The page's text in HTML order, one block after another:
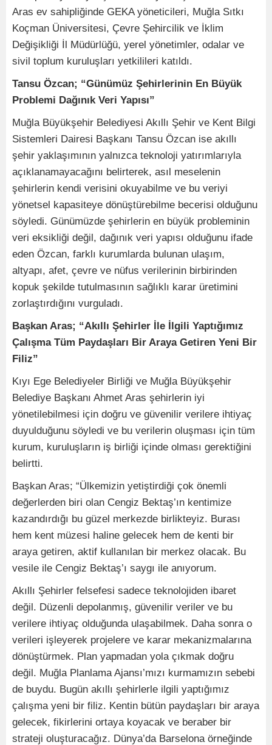
Aras ev sahipliğinde GEKA yöneticileri, Muğla Sıtkı
Koçman Üniversitesi, Çevre Şehircilik ve İklim
Değişikliği İl Müdürlüğü, yerel yönetimler, odalar ve
sivil toplum kuruluşları yetkilileri katıldı.
Tansu Özcan; “Günümüz Şehirlerinin En Büyük
Problemi Dağınık Veri Yapısı”
Muğla Büyükşehir Belediyesi Akıllı Şehir ve Kent Bilgi
Sistemleri Dairesi Başkanı Tansu Özcan ise akıllı
şehir yaklaşımının yalnızca teknoloji yatırımlarıyla
açıklanamayacağını belirterek, asıl meselenin
şehirlerin kendi verisini okuyabilme ve bu veriyi
yönetsel kapasiteye dönüştürebilme becerisi olduğunu
söyledi. Günümüzde şehirlerin en büyük probleminin
veri eksikliği değil, dağınık veri yapısı olduğunu ifade
eden Özcan, farklı kurumlarda bulunan ulaşım,
altyapı, afet, çevre ve nüfus verilerinin birbirinden
kopuk şekilde tutulmasının sağlıklı karar üretimini
zorlaştırdığını vurguladı.
Başkan Aras; “Akıllı Şehirler İle İlgili Yaptığımız
Çalışma Tüm Paydaşları Bir Araya Getiren Yeni Bir
Filiz”
Kıyı Ege Belediyeler Birliği ve Muğla Büyükşehir
Belediye Başkanı Ahmet Aras şehirlerin iyi
yönetilebilmesi için doğru ve güvenilir verilere ihtiyaç
duyulduğunu söyledi ve bu verilerin oluşması için tüm
kurum, kuruluşların iş birliği içinde olması gerektiğini
belirtti.
Başkan Aras; “Ülkemizin yetiştirdiği çok önemli
değerlerden biri olan Cengiz Bektaş’ın kentimize
kazandırdığı bu güzel merkezde birlikteyiz. Burası
hem kent müzesi haline gelecek hem de kenti bir
araya getiren, aktif kullanılan bir merkez olacak. Bu
vesile ile Cengiz Bektaş’ı saygı ile anıyorum.
Akıllı Şehirler felsefesi sadece teknolojiden ibaret
değil. Düzenli depolanmış, güvenilir veriler ve bu
verilere ihtiyaç olduğunda ulaşabilmek. Daha sonra o
verileri işleyerek projelere ve karar mekanizmalarına
dönüştürmek. Plan yapmadan yola çıkmak doğru
değil. Muğla Planlama Ajansı’mızı kurmamızın sebebi
de buydu. Bugün akıllı şehirlerle ilgili yaptığımız
çalışma yeni bir filiz. Kentin bütün paydaşları bir araya
gelecek, fikirlerini ortaya koyacak ve beraber bir
strateji oluşturacağız. Dünya’da Barselona örneğinde